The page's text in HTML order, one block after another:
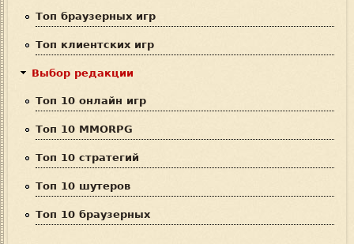
Топ браузерных игр
Топ клиентских игр
Выбор редакции
Топ 10 онлайн игр
Топ 10 MMORPG
Топ 10 стратегий
Топ 10 шутеров
Топ 10 браузерных